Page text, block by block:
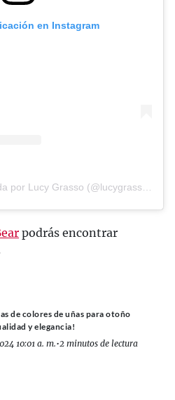
en Instagram
podrás encontrar
de colores de uñas para otoño
y elegancia!
10:01 a. m.•2 minutos de lectura